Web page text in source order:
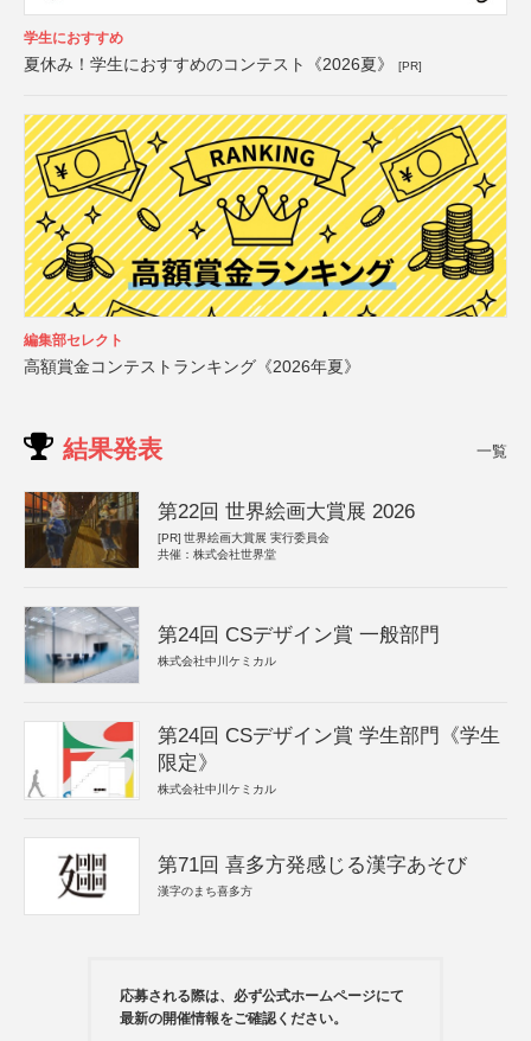
学生におすすめ
夏休み！学生におすすめのコンテスト《2026夏》 [PR]
編集部セレクト
高額賞金コンテストランキング《2026年夏》
結果発表 一覧
第22回 世界絵画大賞展 2026
[PR] 世界絵画大賞展 実行委員会
共催：株式会社世界堂
第24回 CSデザイン賞 一般部門
株式会社中川ケミカル
第24回 CSデザイン賞 学生部門《学生
限定》
株式会社中川ケミカル
第71回 喜多方発感じる漢字あそび
漢字のまち喜多方
応募される際は、必ず公式ホームページにて
最新の開催情報をご確認ください。